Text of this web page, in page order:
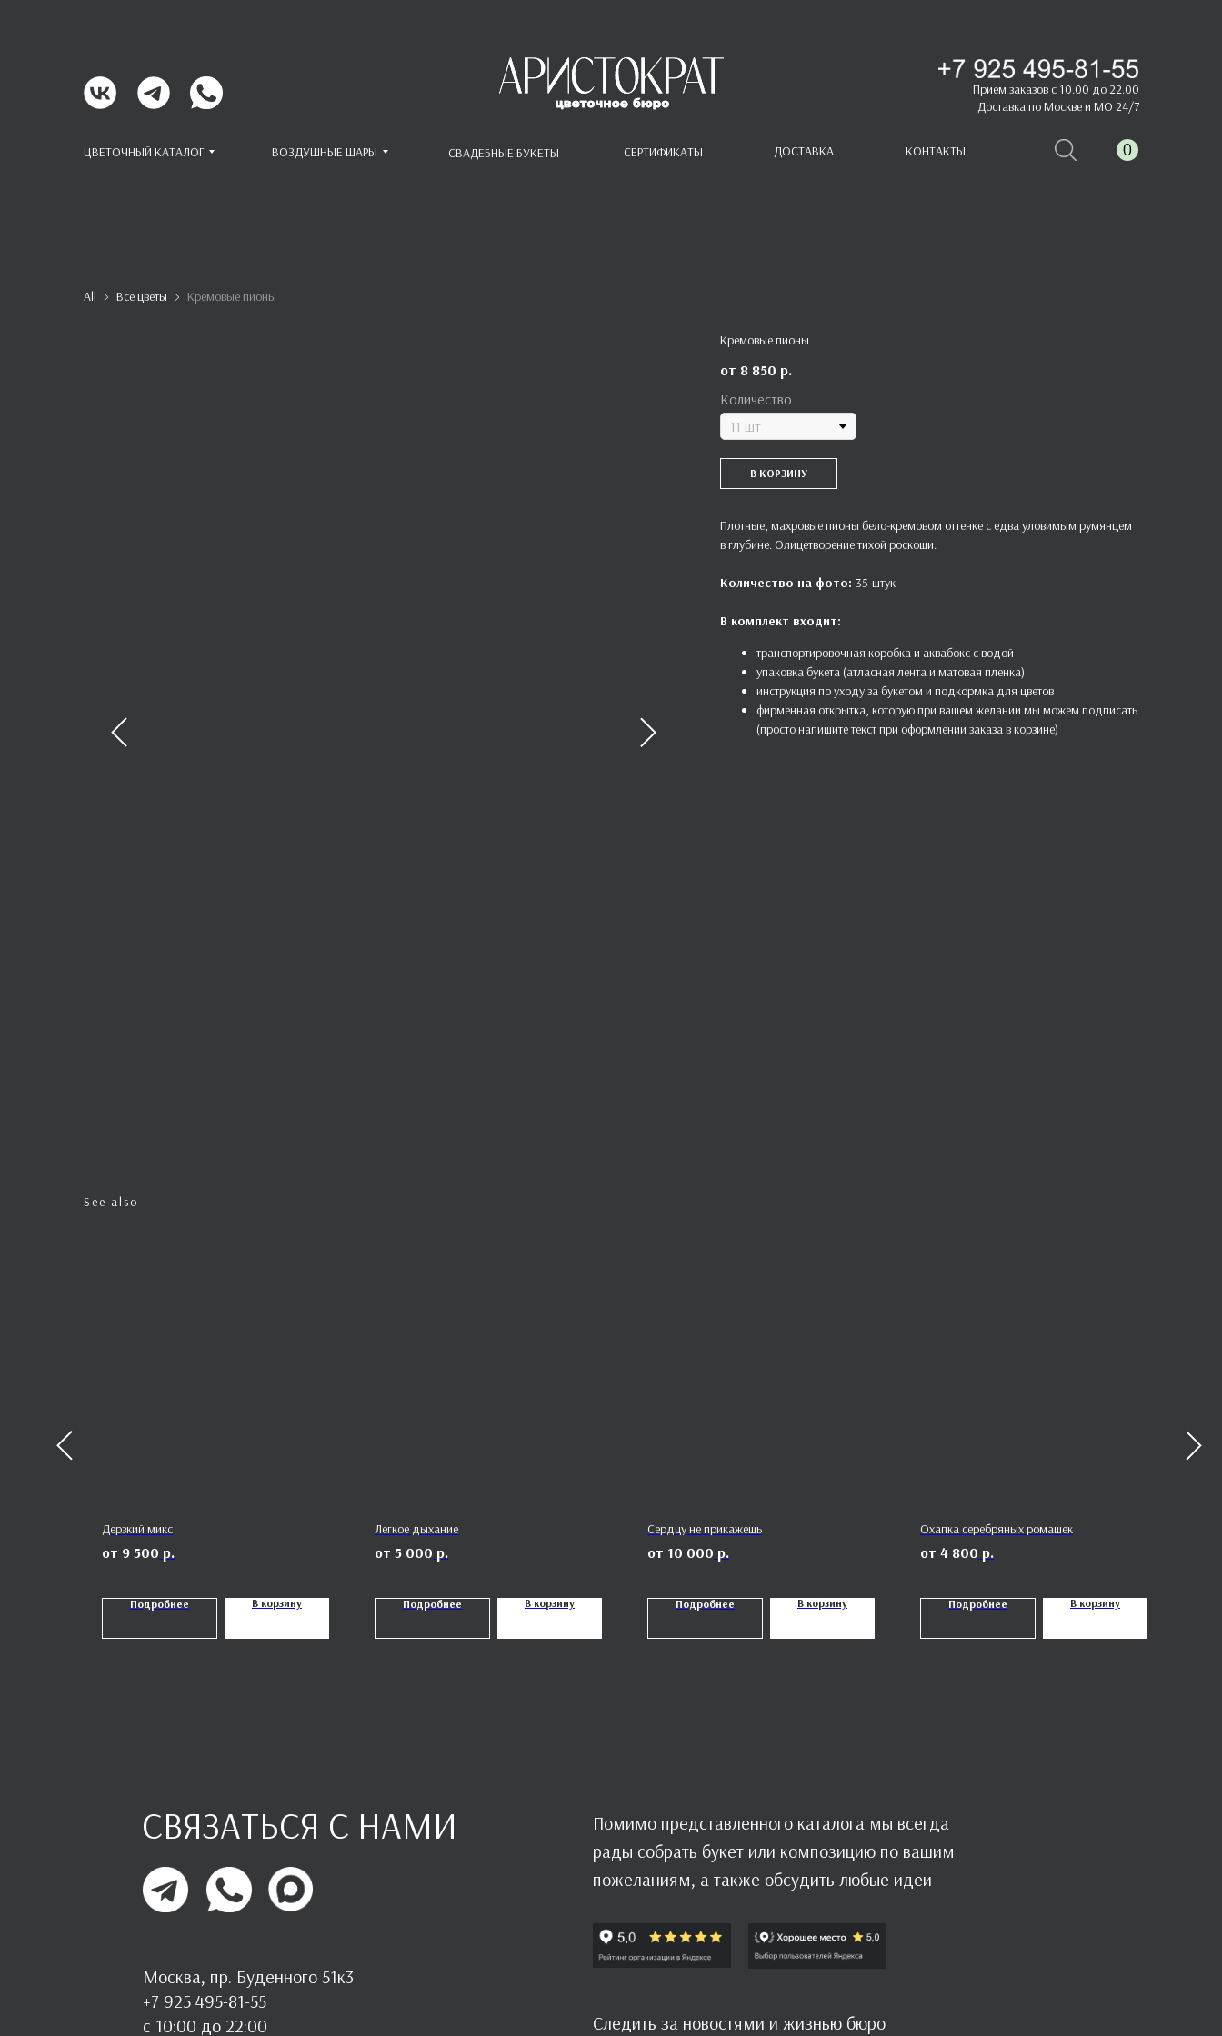
ЦВЕТОЧНЫЙ КАТАЛОГ СВАДЕБНЫЕ БУКЕТЫ
ВОЗДУШНЫЕ ШАРЫ ДОСТАВКА КОНТАКТЫ
СЕРТИФИКАТЫ 0
Доставка по Москве и МО 24/7
Прием заказов с 10.00 до 22.00
All Все цветы Кремовые пионы
Кремовые пионы
8 850 р.
Количество
В КОРЗИНУ
Плотные, махровые пионы бело-кремовом оттенке с едва уловимым румянцем
в глубине. Олицетворение тихой роскоши.
Количество на фото: 35 штук
В комплект входит:
транспортировочная коробка и аквабокс с водой
упаковка букета (атласная лента и матовая пленка)
инструкция по уходу за букетом и подкормка для цветов
фирменная открытка, которую при вашем желании мы можем подписать
(просто напишите текст при оформлении заказа в корзине)
See also
Дерзкий микс
9 500 р.
Подробнее В корзину
Легкое дыхание
5 000 р.
Подробнее В корзину
Сердцу не прикажешь
10 000 р.
Подробнее В корзину
Охапка серебряных ромашек
4 800 р.
Подробнее В корзину
Москва, пр. Буденного 51к3
+7 925 495-81-55
с 10:00 до 22:00
СВЯЗАТЬСЯ С НАМИ
Помимо представленного каталога мы всегда
рады собрать букет или композицию по вашим
пожеланиям, а также обсудить любые идеи
Следить за новостями и жизнью бюро